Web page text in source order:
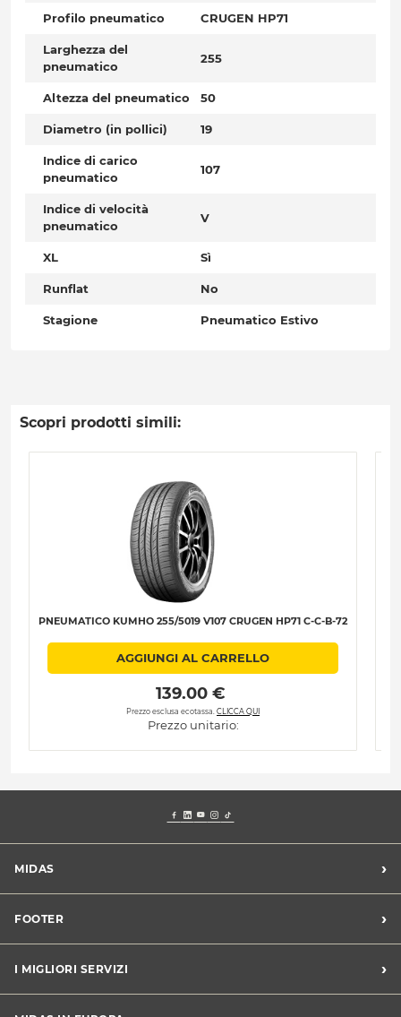
Profilo pneumatico CRUGEN HP71
Larghezza del
pneumatico
255
Altezza del pneumatico 50
Diametro (in pollici) 19
Indice di carico
pneumatico
107
Indice di velocità
pneumatico
V
XL Sì
Runflat No
Stagione Pneumatico Estivo
Scopri prodotti simili:
PNEUMATICO KUMHO 255/5019 V107 CRUGEN HP71 C-C-B-72
AGGIUNGI AL CARRELLO
139.00 €
Prezzo esclusa ecotassa. CLICCA QUI
Prezzo unitario:
MIDAS ›
Blog dell'automobilista
Lavora con noi
Chi siamo
FOOTER ›
Apri un centro in franchising
CONDIZIONI PROMOZIONI
I MIGLIORI SERVIZI ›